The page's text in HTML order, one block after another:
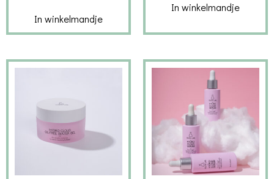
In winkelmandje
In winkelmandje